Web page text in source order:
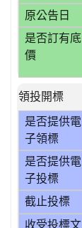
原公告日
是否訂有底
價
領投開標
是否提供電
子領標
是否提供電
子投標
截止投標
收受投標文